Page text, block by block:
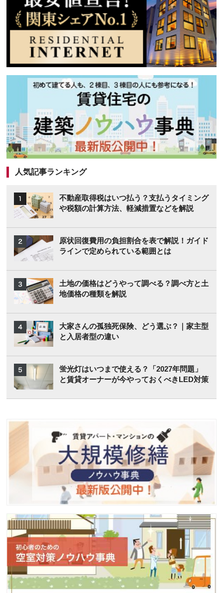
人気記事ランキング
不動産取得税はいつ払う？支払うタイミング
や税額の計算方法、軽減措置などを解説
原状回復費用の負担割合を表で解説！ガイド
ラインで定められている範囲とは
土地の価格はどうやって調べる？調べ方と土
地価格の種類を解説
大家さんの孤独死保険、どう選ぶ？｜家主型
と入居者型の違い
蛍光灯はいつまで使える？「2027年問題」
と賃貸オーナーが今やっておくべきLED対策